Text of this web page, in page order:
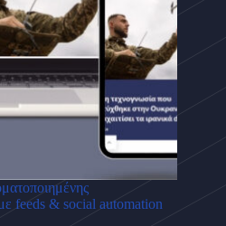
feeds & social automation